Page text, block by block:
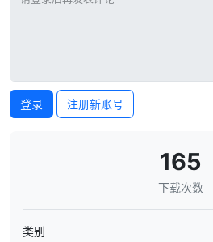
登录 注册新账号
165
下载次数
类别